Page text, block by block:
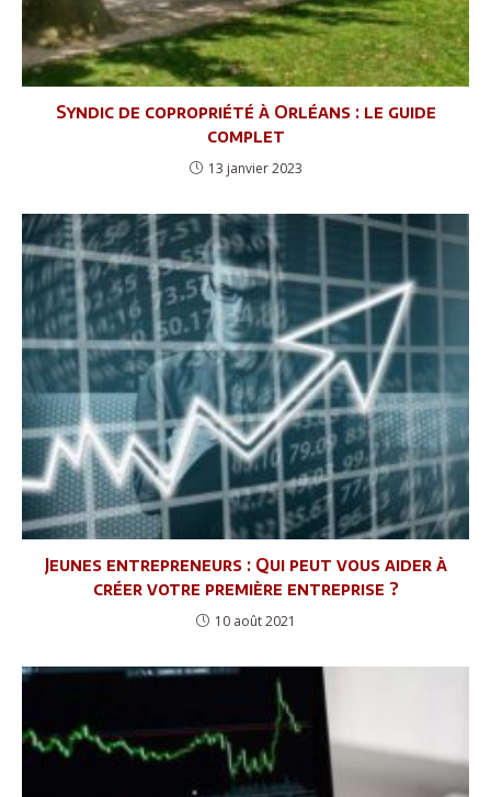
Syndic de copropriété à Orléans : le guide
complet
13 janvier 2023
Jeunes entrepreneurs : Qui peut vous aider à
créer votre première entreprise ?
10 août 2021